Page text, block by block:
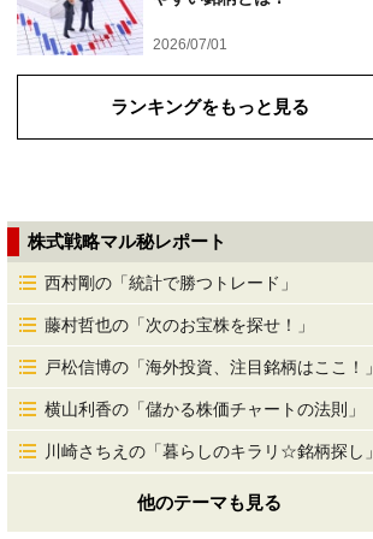
2026/07/01
ランキングをもっと見る
株式戦略マル秘レポート
西村剛の「統計で勝つトレード」
藤村哲也の「次のお宝株を探せ！」
戸松信博の「海外投資、注目銘柄はここ！」
横山利香の「儲かる株価チャートの法則」
川崎さちえの「暮らしのキラリ☆銘柄探し」
他のテーマも見る